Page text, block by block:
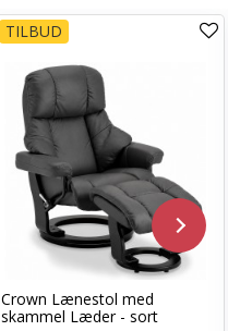
TILBUD
Crown Lænestol med
skammel Læder - sort